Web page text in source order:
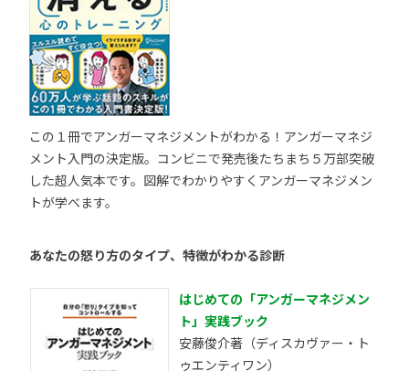
この１冊でアンガーマネジメントがわかる！アンガーマネジ
メント入門の決定版。コンビニで発売後たちまち５万部突破
した超人気本です。図解でわかりやすくアンガーマネジメン
トが学べます。
あなたの怒り方のタイプ、特徴がわかる診断
はじめての「アンガーマネジメン
ト」実践ブック
安藤俊介著（ディスカヴァー・ト
ゥエンティワン）